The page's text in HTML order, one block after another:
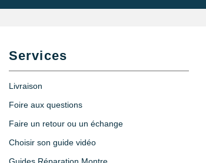
Services
Livraison
Foire aux questions
Faire un retour ou un échange
Choisir son guide vidéo